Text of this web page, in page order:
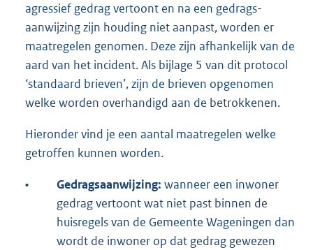
agressief gedrag vertoont en na een gedrags-
aanwijzing zijn houding niet aanpast, worden er
maatregelen genomen. Deze zijn afhankelijk van de
aard van het incident. Als bijlage 5 van dit protocol
‘standaard brieven’, zijn de brieven opgenomen
welke worden overhandigd aan de betrokkenen.
Hieronder vind je een aantal maatregelen welke
getroffen kunnen worden.
• Gedragsaanwijzing: wanneer een inwoner
gedrag vertoont wat niet past binnen de
huisregels van de Gemeente Wageningen dan
wordt de inwoner op dat gedrag gewezen